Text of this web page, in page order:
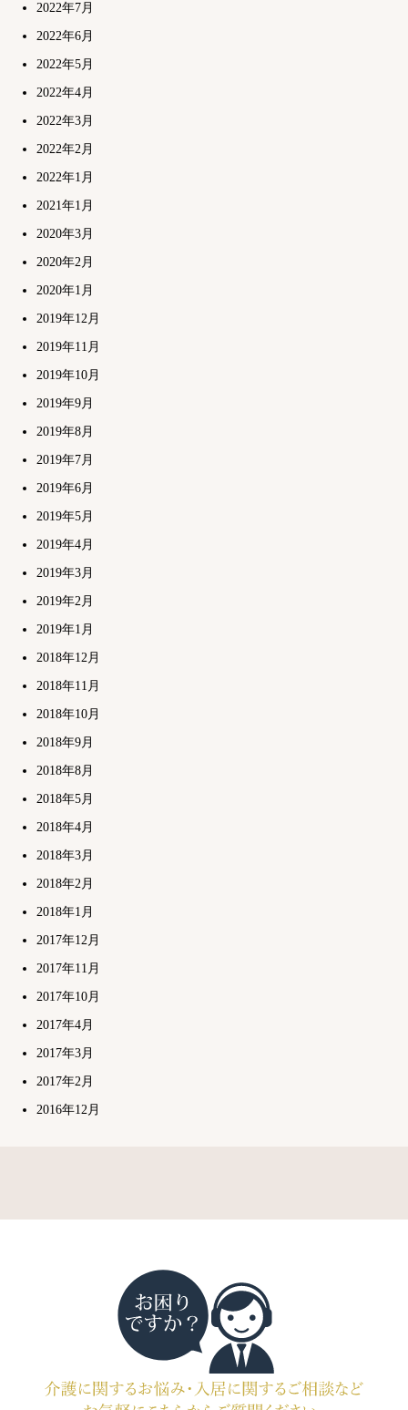
2022年7月
2022年6月
2022年5月
2022年4月
2022年3月
2022年2月
2022年1月
2021年1月
2020年3月
2020年2月
2020年1月
2019年12月
2019年11月
2019年10月
2019年9月
2019年8月
2019年7月
2019年6月
2019年5月
2019年4月
2019年3月
2019年2月
2019年1月
2018年12月
2018年11月
2018年10月
2018年9月
2018年8月
2018年5月
2018年4月
2018年3月
2018年2月
2018年1月
2017年12月
2017年11月
2017年10月
2017年4月
2017年3月
2017年2月
2016年12月